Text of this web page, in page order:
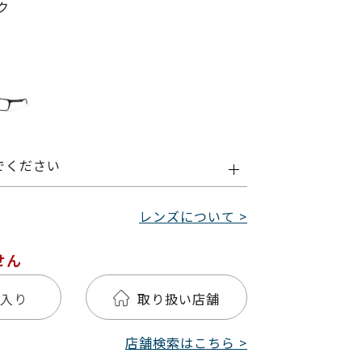
ください
レンズについて >
ん
り 取り扱い店舗
店舗検索はこちら >